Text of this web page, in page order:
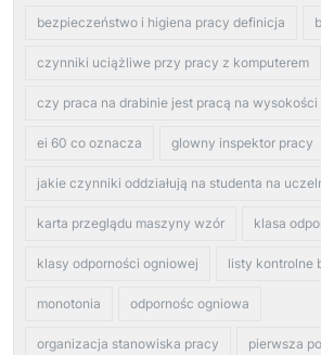
bezpieczeństwo i higiena pracy definicja
czynniki uciążliwe przy pracy z komputerem
czy praca na drabinie jest pracą na wysokości
ei 60 co oznacza glowny inspektor pracy
jakie czynniki oddziałują na studenta na
karta przeglądu maszyny wzór klasa
klasy odporności ogniowej listy kontrolne
monotonia odpornośc ogniowa
organizacja stanowiska pracy pierwsza